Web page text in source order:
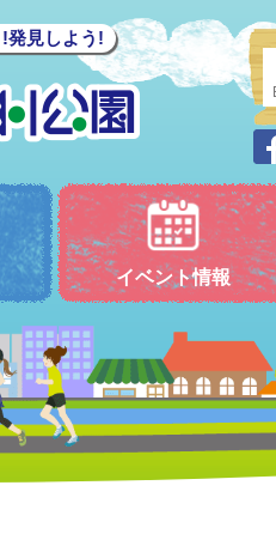
発見しよう!
イベント情報